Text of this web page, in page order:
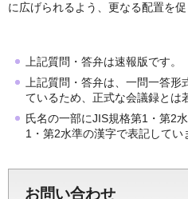
に広げられるよう、更なる配置を促
上記質問・答弁は速報版です。
上記質問・答弁は、一問一答
ているため、正式な会議録とは
氏名の一部にJIS規格第1・第2
1・第2水準の漢字で表記してい
お問い合わせ